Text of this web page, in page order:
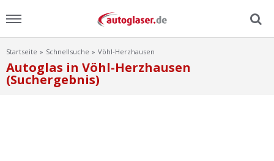
Menu
Home
Startseite Schnellsuche Vöhl-Herzhausen
Autoglas in Vöhl-Herzhausen
(Suchergebnis)